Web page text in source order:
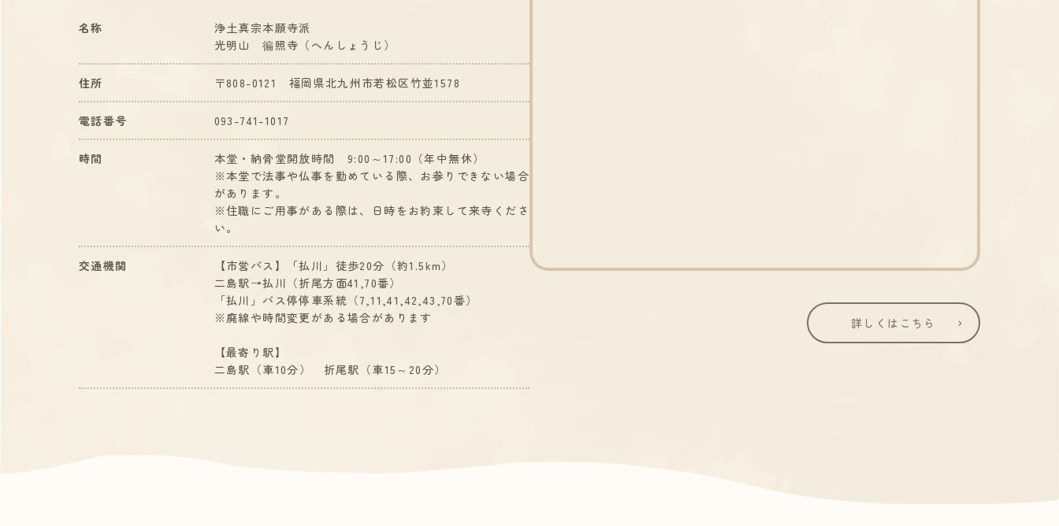
名称
浄土真宗本願寺派
光明山 徧照寺（へんしょうじ）
住所 〒808-0121 福岡県北九州市若松区竹並1578
電話番号 093-741-1017
時間
本堂・納骨堂開放時間 9:00～17:00（年中無休）
※本堂で法事や仏事を勤めている際、お参りできない場合
があります。
※住職にご用事がある際は、日時をお約束して来寺くださ
い。
交通機関
【市営バス】「払川」徒歩20分（約1.5km）
二島駅→払川（折尾方面41,70番）
「払川」バス停停車系統（7,11,41,42,43,70番）
※廃線や時間変更がある場合があります
【最寄り駅】
二島駅（車10分） 折尾駅（車15～20分）
詳しくはこちら